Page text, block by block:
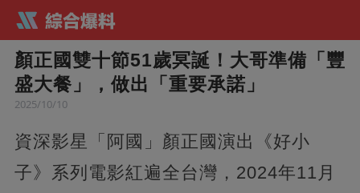
顏正國雙十節51歲冥誕！大哥準備「豐
盛大餐」，做出「重要承諾」
2025/10/10
資深影星「阿國」顏正國演出《好小
子》系列電影紅遍全台灣，2024年11月